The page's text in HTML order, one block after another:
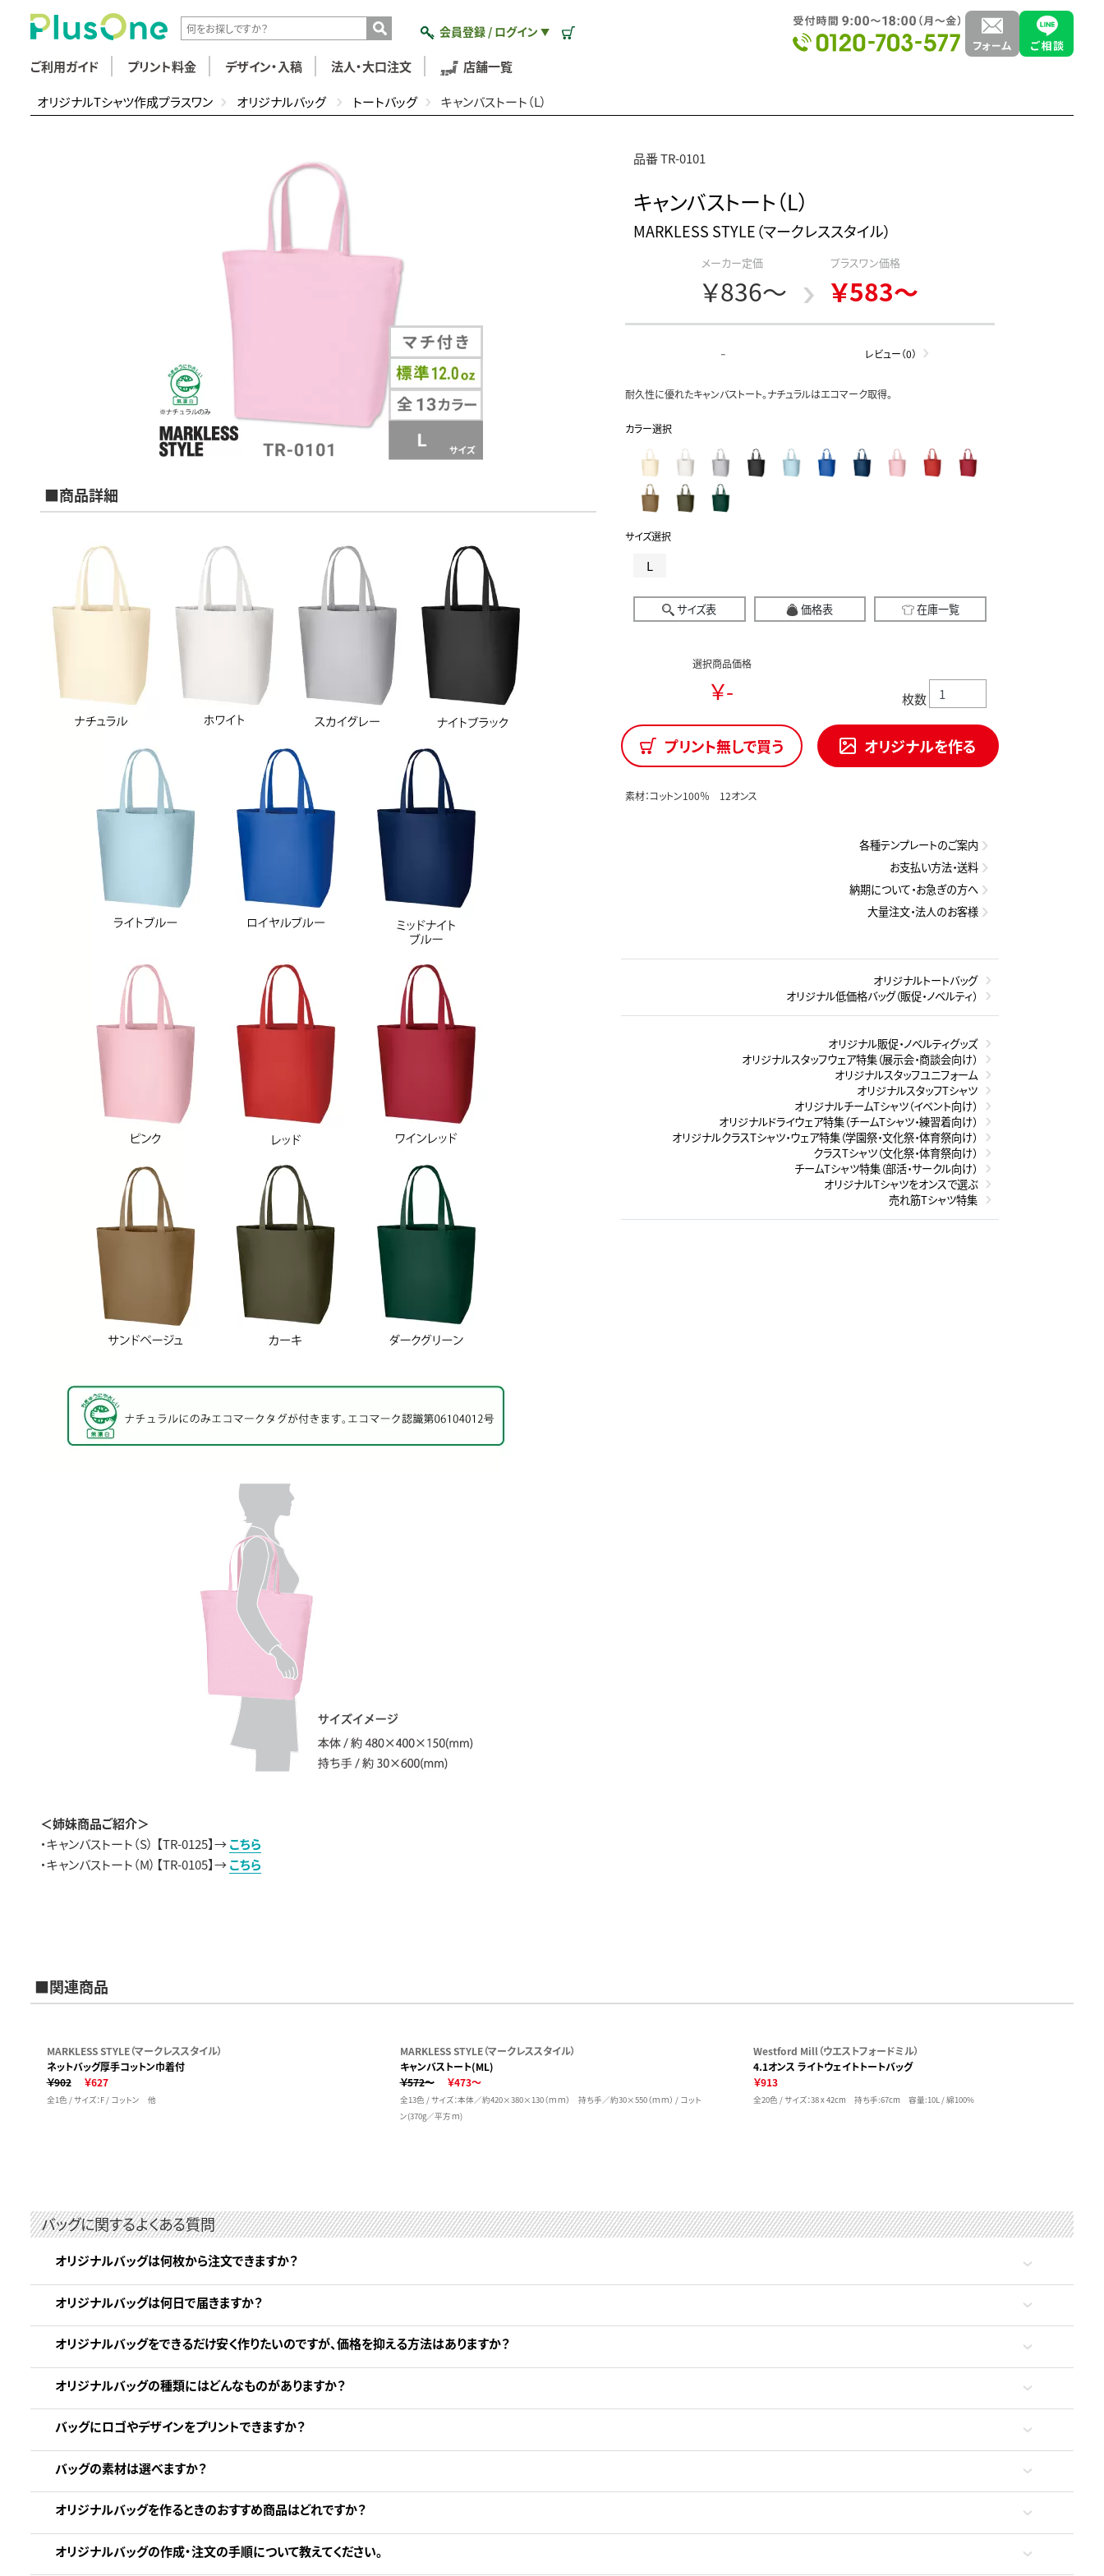
会員登録 / ログイン ▼
ご利用ガイド プリント料金 デザイン・入稿 法人・大口注文 店舗一覧
オリジナルTシャツ作成プラスワン オリジナルバッグ トートバッグ キャンバストート（L）
■商品詳細
＜姉妹商品ご紹介＞
・キャンバストート（S） 【TR-0125】→こちら
・キャンバストート（M）【TR-0105】→こちら
品番 TR-0101
キャンバストート（L）
MARKLESS STYLE（マークレススタイル）
メーカー定価
￥836～
プラスワン価格
￥583～
- レビュー（0）
耐久性に優れたキャンバストート。ナチュラルはエコマーク取得。
カラー選択
サイズ選択
L
サイズ表 価格表 在庫一覧
選択商品価格
￥- 枚数
プリント無しで買う オリジナルを作る
素材：コットン100％ 12オンス
各種テンプレートのご案内
お支払い方法・送料
納期について・お急ぎの方へ
大量注文・法人のお客様
オリジナルトートバッグ
オリジナル低価格バッグ（販促・ノベルティ）
オリジナル販促・ノベルティグッズ
オリジナルスタッフウェア特集（展示会・商談会向け）
オリジナルスタッフユニフォーム
オリジナルスタッフTシャツ
オリジナルチームTシャツ（イベント向け）
オリジナルドライウェア特集（チームTシャツ・練習着向け）
オリジナルクラスTシャツ・ウェア特集（学園祭・文化祭・体育祭向け）
クラスTシャツ（文化祭・体育祭向け）
チームTシャツ特集（部活・サークル向け）
オリジナルTシャツをオンスで選ぶ
売れ筋Tシャツ特集
■関連商品
MARKLESS STYLE（マークレススタイル）
ネットバッグ厚手コットン巾着付
￥902
￥627
全1色 / サイズ：F / コットン 他
MARKLESS STYLE（マークレススタイル）
キャンバストート(ML)
￥572～
￥473～
全13色 / サイズ：本体／約420×380×130（ｍｍ） 持ち手／約30×550（ｍｍ） / コット
ン(370g／平方ｍ)
Westford Mill（ウエストフォードミル）
4.1オンス ライトウェイトトートバッグ
￥913
全20色 / サイズ：38 x 42cm 持ち手:67cm 容量:10L / 綿100%
バッグに関するよくある質問
オリジナルバッグは何枚から注文できますか？
オリジナルバッグは何日で届きますか？
オリジナルバッグをできるだけ安く作りたいのですが、価格を抑える方法はありますか？
オリジナルバッグの種類にはどんなものがありますか？
バッグにロゴやデザインをプリントできますか？
バッグの素材は選べますか？
オリジナルバッグを作るときのおすすめ商品はどれですか？
オリジナルバッグの作成・注文の手順について教えてください。